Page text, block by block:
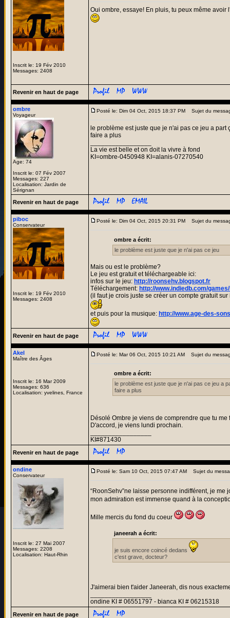
Inscrit le: 19 Fév 2010
Messages: 2408
Oui ombre, essaye! En pluis, tu peux même
Revenir en haut de page
ombre
Voyageur
Age: 74
Inscrit le: 07 Fév 2007
Messages: 227
Localisation: Jardin de
Sérignan
Posté le: Dim 04 Oct, 2015 18:37 PM Sujet du
le problème est juste que je n'ai pas ce jeu a
faire a plus
La vie est belle et on doit la vivre à fond
KI=ombre-0450948 KI=alanis-07270540
Revenir en haut de page
piboc
Conservateur
Inscrit le: 19 Fév 2010
Messages: 2408
Posté le: Dim 04 Oct, 2015 20:31 PM Sujet du
ombre a écrit:
le problème est juste que je n'ai pas ce jeu
Mais ou est le problème?
Le jeu est gratuit et téléchargeable ici:
infos sur le jeu: http://roonsehv.blogspot.fr
Téléchargement: http://www.indiedb.com/
(il faut je crois juste se créer un compte gratuit
et puis pour la musique: http://www.age-des-
Revenir en haut de page
Akel
Maître des Âges
Inscrit le: 16 Mar 2009
Messages: 636
Localisation: yvelines, France
Posté le: Mar 06 Oct, 2015 10:21 AM Sujet du
ombre a écrit:
le problème est juste que je n'ai pas ce jeu a
faire a plus
Désolé Ombre je viens de comprendre que tu
D'accord, je viens lundi prochain.
KI#871430
Revenir en haut de page
ondine
Conservateur
Inscrit le: 27 Mai 2007
Messages: 2208
Localisation: Haut-Rhin
Posté le: Sam 10 Oct, 2015 07:47 AM Sujet du
“RoonSehv”ne laisse personne indifférent, je
mon admiration est immense quand à la
Mille mercis du fond du coeur
janeerah a écrit:
je suis encore coincé dedans
c'est grave, docteur?
J'aimerai bien t'aider Janeerah, dis nous
ondine KI # 06551797 - bianca KI # 06215318
Revenir en haut de page